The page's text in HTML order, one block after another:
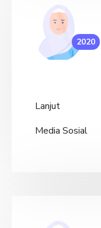
2020
Lanjut
Media Sosial